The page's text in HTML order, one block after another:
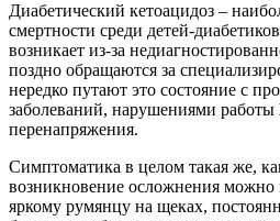
Диабетический кетоацидоз –
смертности среди детей-
возникает из-за
поздно обращаются за
нередко путают это состояние с
заболеваний, нарушениями
перенапряжения.
Симптоматика в целом такая же,
возникновение осложнения можно
яркому румянцу на щеках,